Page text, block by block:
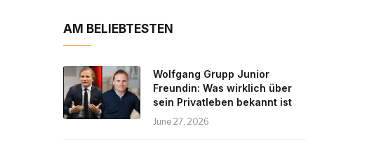
AM BELIEBTESTEN
Wolfgang Grupp Junior
Freundin: Was wirklich über
sein Privatleben bekannt ist
June 27, 2026